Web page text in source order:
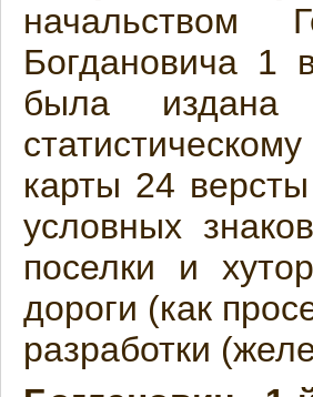
начальством
Богдановича 1
была издана
карты 24
условных
поселки и
дороги (как
разработки